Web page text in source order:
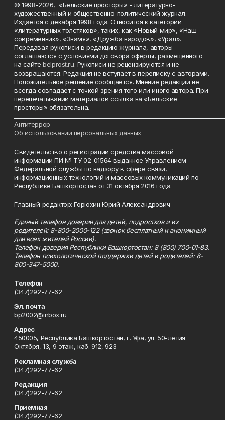
© 1998-2026, «Бельские просторы» - литературно-
художественный и общественно-политический журнал.
Издается с декабря 1998 года. Относится к категории
«литературных толстяков», таких, как «Новый мир», «Наш
современник», «Знамя», «Дружба народов», «Урал».
Передавая рукописи в редакцию журнала, авторы
соглашаются с условиями договора оферты, размещенного
на сайтеbelprost.ru. Рукописи не рецензируются и не
возвращаются. Редакция не вступает в переписку с авторами.
Положительное решение сообщается. Мнение редакции не
всегда совпадает с точкой зрения того или иного автора. При
перепечатывании материалов ссылка на «Бельские
просторы» обязательна.
Антитеррор
Об использовании персональных данных
Свидетельство о регистрации средства массовой
информации ПИ № ТУ 02-01564 выданное Управлением
Федеральной службы по надзору в сфере связи,
информационных технологий и массовых коммуникаций по
Республике Башкортостан от 31 октября 2016 года.
Главный редактор: Горюхин Юрий Александрович
Единый телефон доверия для детей, подростков и их
родителей: 8-800-2000-122 (звонок бесплатный и анонимный
для всех жителей России).
Телефон доверия Республики Башкортостан: 8 (800) 700-01-83.
Телефон психологической поддержки детей и родителей: 8-
800-347-5000.
Телефон
(347)292-77-62
Эл. почта
bp2002@inbox.ru
Адрес
450005, Республика Башкортостан, г. Уфа, ул. 50-летия
Октября, 13, 9 этаж, каб. 912, 923
Рекламная служба
(347)292-77-62
Редакция
(347)292-77-62
Приемная
(347)292-77-62